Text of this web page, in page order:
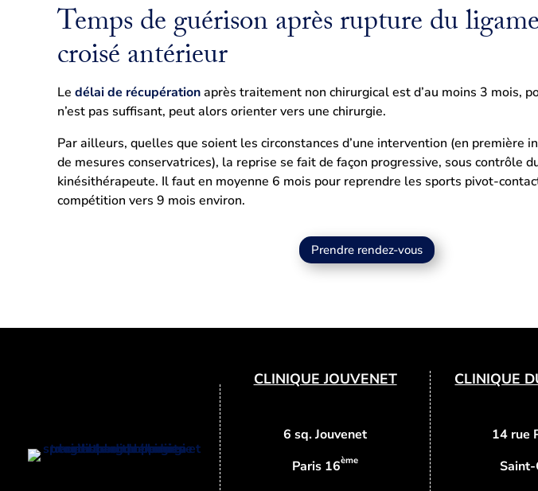
Temps de guérison après rupture du
croisé antérieur
Le délai de récupérationaprès traitement non chirurgical est d’au moins 3 mois,
n’est pas suffisant, peut alors orienter vers une chirurgie.
Par ailleurs, quelles que soient les circonstances d’une intervention (en première
de mesures conservatrices), la reprise se fait de façon progressive, sous contrôle
kinésithérapeute. Il faut en moyenne 6 mois pour reprendre les sports pivot-
compétition vers 9 mois environ.
Prendre rendez-vous
CLINIQUE JOUVENET
6 sq. Jouvenet
Paris 16ème
CLINIQUE
14 rue